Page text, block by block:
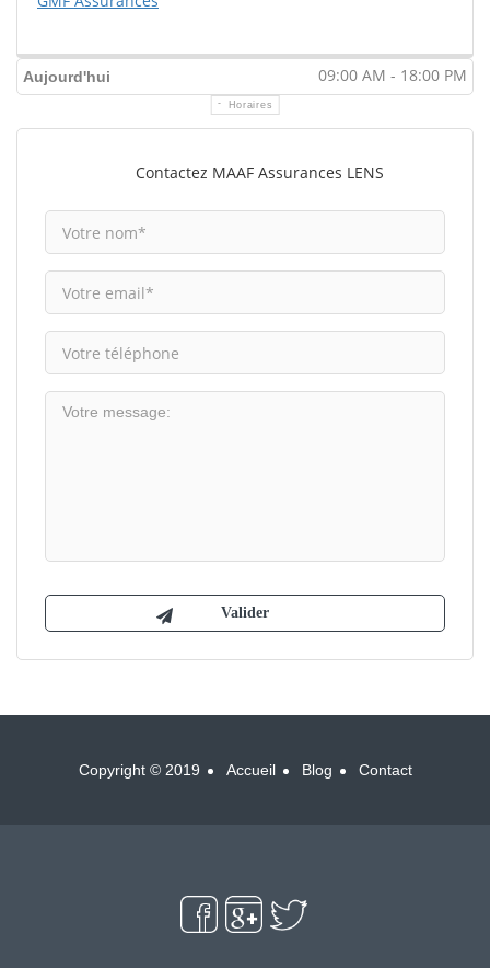
Aujourd'hui 09:00 AM - 18:00 PM
Horaires
Contactez MAAF Assurances LENS
Copyright © 2019 Accueil Blog Contact